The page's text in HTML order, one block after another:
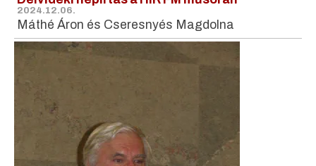
2024.12.06.
Máthé Áron és Cseresnyés Magdolna